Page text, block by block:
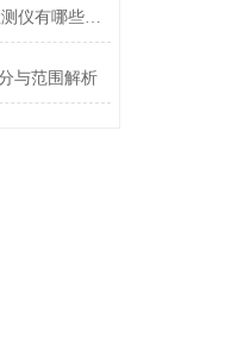
JC-TR-7X多参数土壤检测仪有哪些特点呢
与范围解析